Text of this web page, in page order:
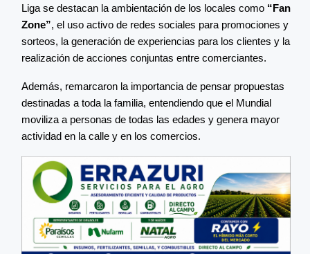
Liga se destacan la ambientación de los locales como “Fan
Zone”, el uso activo de redes sociales para promociones y
sorteos, la generación de experiencias para los clientes y la
realización de acciones conjuntas entre comerciantes.
Además, remarcaron la importancia de pensar propuestas
destinadas a toda la familia, entendiendo que el Mundial
moviliza a personas de todas las edades y genera mayor
actividad en la calle y en los comercios.